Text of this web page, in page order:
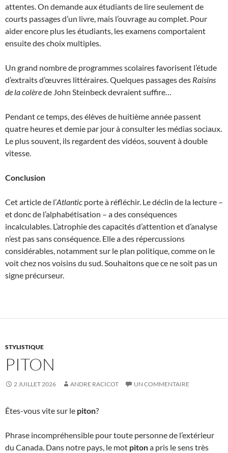
attentes. On demande aux étudiants de lire seulement de
courts passages d’un livre, mais l’ouvrage au complet. Pour
aider encore plus les étudiants, les examens comportaient
ensuite des choix multiples.
Un grand nombre de programmes scolaires favorisent l’étude
d’extraits d’œuvres littéraires. Quelques passages des Raisins
de la colèrede John Steinbeck devraient suffire…
Pendant ce temps, des élèves de huitième année passent
quatre heures et demie par jour à consulter les médias sociaux.
Le plus souvent, ils regardent des vidéos, souvent à double
vitesse.
Conclusion
Cet article de l’Atlantic porte à réfléchir. Le déclin de la lecture –
et donc de l’alphabétisation – a des conséquences
incalculables. L’atrophie des capacités d’attention et d’analyse
n’est pas sans conséquence. Elle a des répercussions
considérables, notamment sur le plan politique, comme on le
voit chez nos voisins du sud. Souhaitons que ce ne soit pas un
signe précurseur.
STYLISTIQUE
PITON
2 JUILLET 2026 ANDRE RACICOT UN COMMENTAIRE
Êtes-vous vite sur le piton?
Phrase incompréhensible pour toute personne de l’extérieur
du Canada. Dans notre pays, le mot pitona pris le sens très